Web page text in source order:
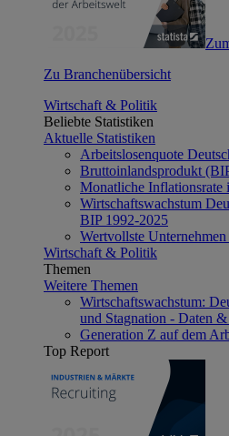
Zu Branchenübersicht
Wirtschaft & Politik
Beliebte Statistiken
Aktuelle Statistiken
Arbeitslosenquote
Bruttoinlandsprodukt
Monatliche Inflationsrate
Wirtschaftswachstum
BIP 1992-2025
Wertvollste
Wirtschaft & Politik
Themen
Weitere Themen
Wirtschaftswachstum:
und Stagnation - Daten &
Generation Z auf dem
Top Report